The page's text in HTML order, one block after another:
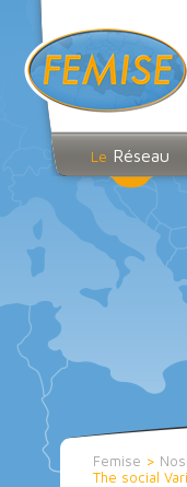
Le Réseau
Femise >
The social